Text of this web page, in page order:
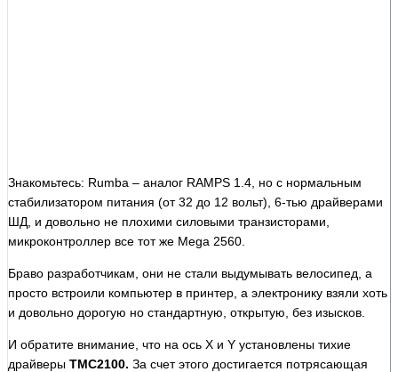
Знакомьтесь: Rumba – аналог RAMPS 1.4, но с нормальным
стабилизатором питания (от 32 до 12 вольт), 6-тью драйверами
ШД, и довольно не плохими силовыми транзисторами,
микроконтроллер все тот же Mega 2560.
Браво разработчикам, они не стали выдумывать велосипед, а
просто встроили компьютер в принтер, а электронику взяли хоть
и довольно дорогую но стандартную, открытую, без изысков.
И обратите внимание, что на ось X и Y установлены тихие
драйверы TMC2100. За счет этого достигается потрясающая